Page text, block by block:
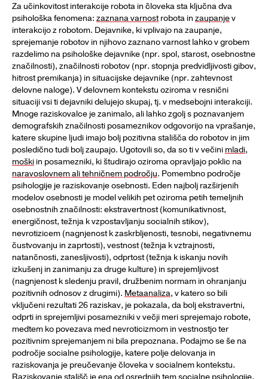
Za učinkovitost interakcije robota in človeka sta ključna dva
psihološka fenomena: zaznana varnostrobota in zaupanjev
interakcijo z robotom. Dejavnike, ki vplivajo na zaupanje,
sprejemanje robotov in njihovo zaznano varnost lahko v grobem
razdelimo na psihološke dejavnike (npr. spol, starost, osebnostne
značilnosti), značilnosti robotov (npr. stopnja predvidljivosti gibov,
hitrost premikanja) in situacijske dejavnike (npr. zahtevnost
delovne naloge). V delovnem kontekstu oziroma v resnični
situaciji vsi ti dejavniki delujejo skupaj, tj. v medsebojni interakciji.
Mnoge raziskovalce je zanimalo, ali lahko zgolj s poznavanjem
demografskih značilnosti posameznikov odgovorijo na vprašanje,
katere skupine ljudi imajo bolj pozitivna stališča do robotov in jim
posledično tudi bolj zaupajo. Ugotovili so, da so ti v večini mladi,
moški in posamezniki, ki študirajo oziroma opravljajo poklic na
naravoslovnem ali tehničnem področju. Pomembno področje
psihologije je raziskovanje osebnosti. Eden najbolj razširjenih
modelov osebnosti je model velikih pet oziroma petih temeljnih
osebnostnih značilnosti: ekstravertnost (komunikativnost,
energičnost, težnja k vzpostavljanju socialnih stikov),
nevrotizicem (nagnjenost k zaskrbljenosti, tesnobi, negativnemu
čustvovanju in zaprtosti), vestnost (težnja k vztrajnosti,
natančnosti, zanesljivosti), odprtost (težnja k iskanju novih
izkušenj in zanimanju za druge kulture) in sprejemljivost
(nagnjenost k sledenju pravil, družbenim normam in ohranjanju
pozitivnih odnosov z drugimi). Metaanaliza, v katero so bili
vključeni rezultati 26 raziskav, je pokazala, da bolj ekstravertni,
odprti in sprejemljivi posamezniki v večji meri sprejemajo robote,
medtem ko povezava med nevroticizmom in vestnostjo ter
pozitivnim sprejemanjem ni bila prepoznana. Podajmo se še na
področje socialne psihologije, katere polje delovanja in
raziskovanja je preučevanje človeka v socialnem kontekstu.